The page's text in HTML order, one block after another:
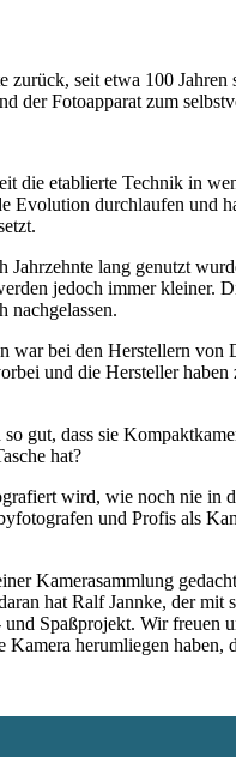
seit etwa 100
Fotoapparat zum
die etablierte Technik in
Evolution durchlaufen
lang genutzt
jedoch immer kleiner.
nachgelassen.
war bei den Herstellern
und die Hersteller
gut, dass sie
hat?
wird, wie noch nie
und Profis als
Kamerasammlung
hat Ralf Jannke, der
Spaßprojekt. Wir
herumliegen